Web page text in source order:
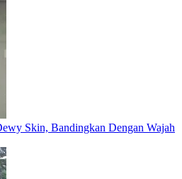
Skin, Bandingkan Dengan Wajah